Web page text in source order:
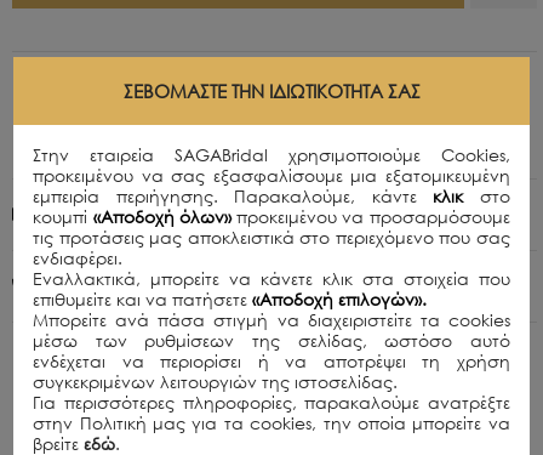
Περιγραφή
Ζιργκόν hairband με διαφανείς κρυστάλλους σε
ασημί σμάλτο.
Πολιτική Αποστολών
+30 210 8015979
ΣΕΒΌΜΑΣΤΕ ΤΗΝ ΙΔΙΩΤΙΚΌΤΗΤΆ ΣΑΣ
Στην εταιρεία SAGABridal χρησιμοποιούμε Cookies,
προκειμένου να σας εξασφαλίσουμε μια εξατομικευμένη
εμπειρία περιήγησης. Παρακαλούμε, κάντε κλικ στο
κουμπί «Αποδοχή όλων»προκειμένου να προσαρμόσουμε
τις προτάσεις μας αποκλειστικά στο περιεχόμενο που σας
ενδιαφέρει.
Εναλλακτικά, μπορείτε να κάνετε κλικ στα στοιχεία που
επιθυμείτε και να πατήσετε«Αποδοχή επιλογών».
Μπορείτε ανά πάσα στιγμή να διαχειριστείτε τα cookies
μέσω των ρυθμίσεων της σελίδας, ωστόσο αυτό
ενδέχεται να περιορίσει ή να αποτρέψει τη χρήση
συγκεκριμένων λειτουργιών της ιστοσελίδας.
Για περισσότερες πληροφορίες, παρακαλούμε ανατρέξτε
στην Πολιτική μας για τα cookies, την οποία μπορείτε να
βρείτεεδώ.